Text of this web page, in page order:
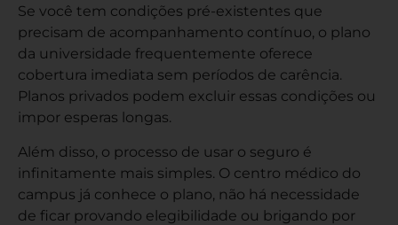
Se você tem condições pré-existentes que
precisam de acompanhamento contínuo, o plano
da universidade frequentemente oferece
cobertura imediata sem períodos de carência.
Planos privados podem excluir essas condições ou
impor esperas longas.
Além disso, o processo de usar o seguro é
infinitamente mais simples. O centro médico do
campus já conhece o plano, não há necessidade
de ficar provando elegibilidade ou brigando por